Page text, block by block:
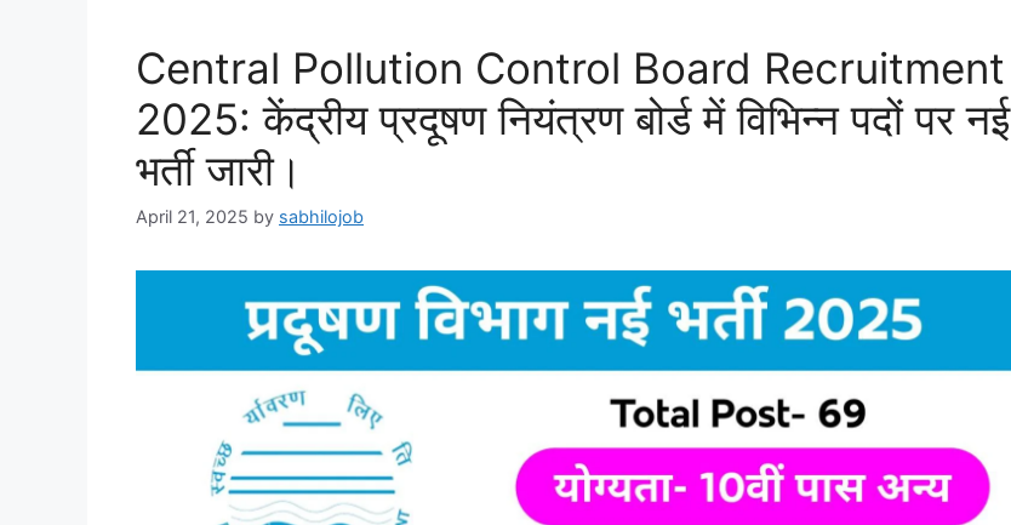
Central Pollution Control Board Recruitment
2025: केंद्रीय प्रदूषण नियंत्रण बोर्ड में विभिन्न पदों पर नई
भर्ती जारी।
April 21, 2025 by sabhilojob